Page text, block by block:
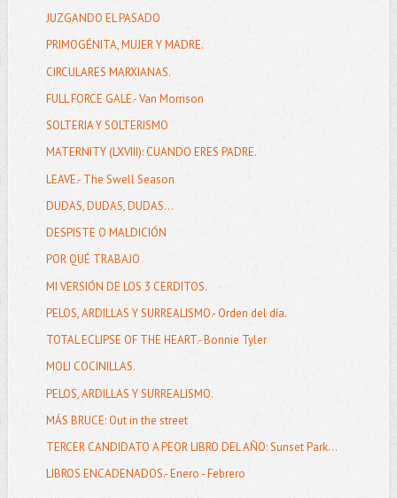
JUZGANDO EL PASADO
PRIMOGÉNITA, MUJER Y MADRE.
CIRCULARES MARXIANAS.
FULL FORCE GALE.- Van Morrison
SOLTERIA Y SOLTERISMO
MATERNITY (LXVIII): CUANDO ERES PADRE.
LEAVE.- The Swell Season
DUDAS, DUDAS, DUDAS...
DESPISTE O MALDICIÓN
POR QUÉ TRABAJO
MI VERSIÓN DE LOS 3 CERDITOS.
PELOS, ARDILLAS Y SURREALISMO.- Orden del día.
TOTAL ECLIPSE OF THE HEART.- Bonnie Tyler
MOLI COCINILLAS.
PELOS, ARDILLAS Y SURREALISMO.
MÁS BRUCE: Out in the street
TERCER CANDIDATO A PEOR LIBRO DEL AÑO: Sunset Park...
LIBROS ENCADENADOS.- Enero - Febrero